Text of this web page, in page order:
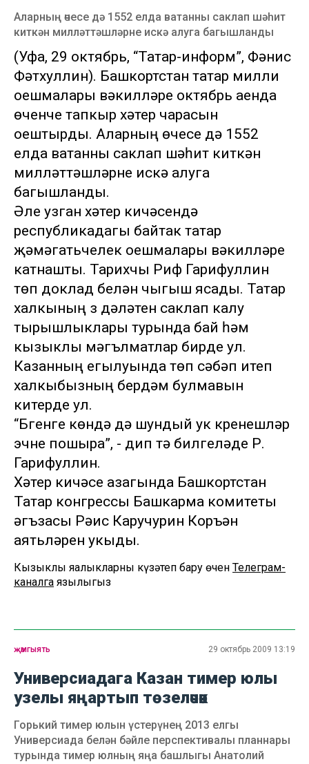
Аларның өчесе дә 1552 елда ватанны саклап шәһит
киткән милләттәшләрне искә алуга багышланды
(Уфа, 29 октябрь, “Татар-информ”, Фәнис
Фәтхуллин). Башкортстан татар милли
оешмалары вәкилләре октябрь аенда
өченче тапкыр хәтер чарасын
оештырды. Аларның өчесе дә 1552
елда ватанны саклап шәһит киткән
милләттәшләрне искә алуга
багышланды.
Әле узган хәтер кичәсендә
республикадагы байтак татар
җәмәгатьчелек оешмалары вәкилләре
катнашты. Тарихчы Риф Гарифуллин
төп доклад белән чыгыш ясады. Татар
халкының үз дәүләтен саклап калу
тырышлыклары турында бай һәм
кызыклы мәгълүматлар бирде ул.
Казанның егылуында төп сәбәп итеп
халкыбызның бердәм булмавын
китерде ул.
“Бүгенге көндә дә шундый ук күренешләр
эчне пошыра”, - дип тә билгеләде Р.
Гарифуллин.
Хәтер кичәсе азагында Башкортстан
Татар конгрессы Башкарма комитеты
әгъзасы Рәис Каручурин Коръән
аятьләрен укыды.
Кызыклы яңалыкларны күзәтеп бару өчен Телеграм-
каналга язылыгыз
җәмгыять 29 октябрь 2009 13:19
Универсиадага Казан тимер юлы
узелы яңартып төзеләчәк
Горький тимер юлын үстерүнең 2013 елгы
Универсиада белән бәйле перспективалы планнары
турында тимер юлның яңа башлыгы Анатолий